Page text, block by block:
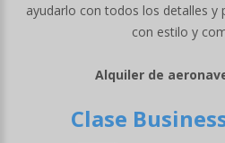
ayudarlo con todos los detalles y
con estilo y
Alquiler de
Clase